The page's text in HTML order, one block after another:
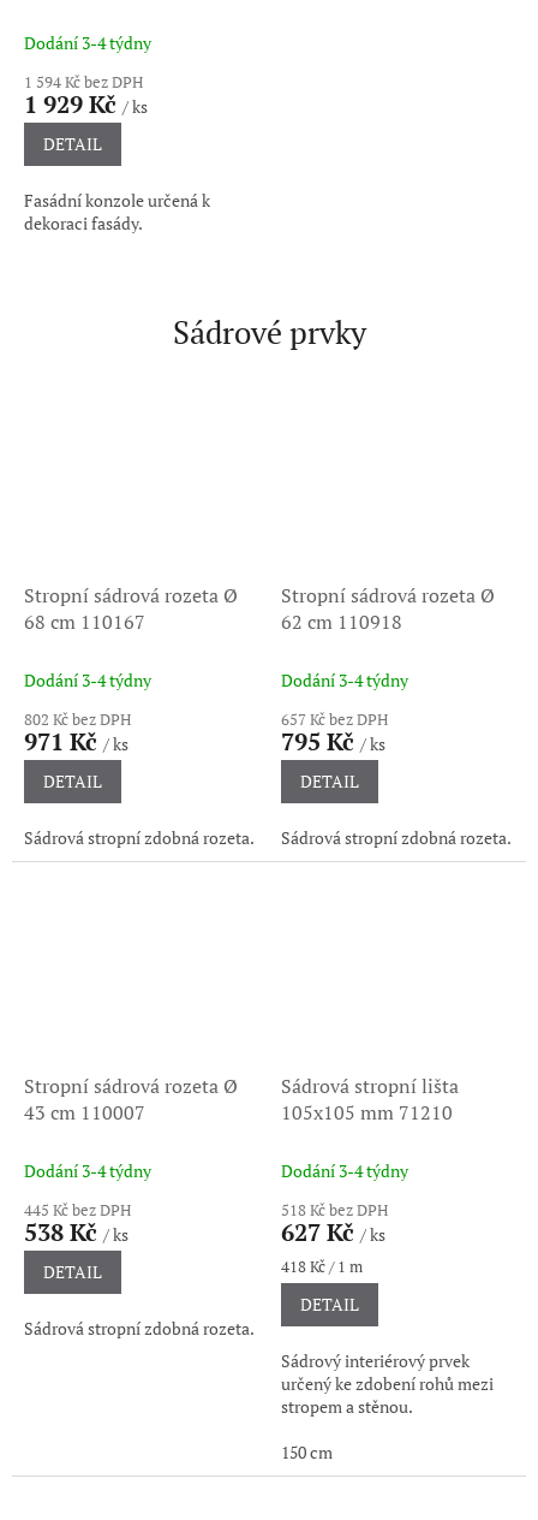
Dodání 3-4 týdny
1 594 Kč bez DPH
1 929 Kč / ks
DETAIL
Fasádní konzole určená k
dekoraci fasády.
Sádrové prvky
Stropní sádrová rozeta Ø
68 cm 110167
Dodání 3-4 týdny
802 Kč bez DPH
971 Kč / ks
DETAIL
Sádrová stropní zdobná rozeta.
Stropní sádrová rozeta Ø
62 cm 110918
Dodání 3-4 týdny
657 Kč bez DPH
795 Kč / ks
DETAIL
Sádrová stropní zdobná rozeta.
Stropní sádrová rozeta Ø
43 cm 110007
Dodání 3-4 týdny
445 Kč bez DPH
538 Kč / ks
DETAIL
Sádrová stropní zdobná rozeta.
Sádrová stropní lišta
105x105 mm 71210
Dodání 3-4 týdny
518 Kč bez DPH
627 Kč / ks
Měrná
cena:
418 Kč / 1 m
DETAIL
Sádrový interiérový prvek
určený ke zdobení rohů mezi
stropem a stěnou.
150 cm